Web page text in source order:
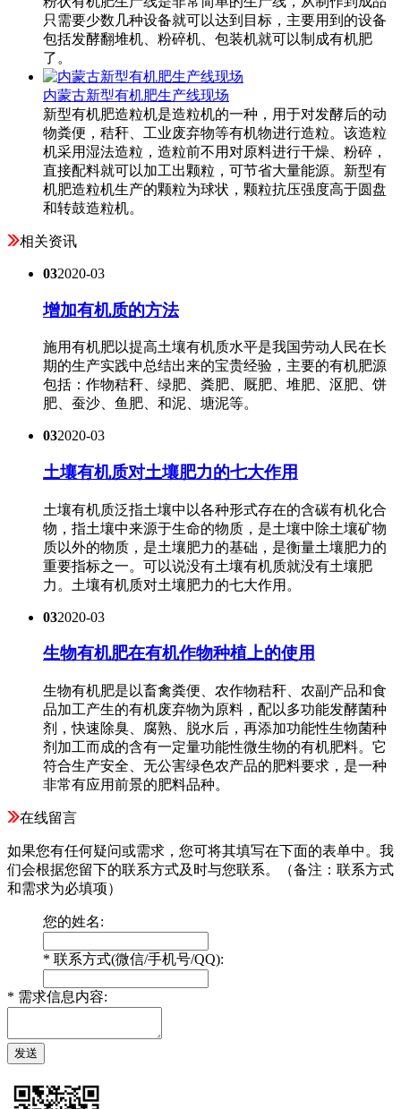
只需要少数几种设备就可以达到目标，主要用到的设备
包括发酵翻堆机、粉碎机、包装机就可以制成有机肥
了。
内蒙古新型有机肥生产线现场
新型有机肥造粒机是造粒机的一种，用于对发酵后的动
物粪便，秸秆、工业废弃物等有机物进行造粒。该造粒
机采用湿法造粒，造粒前不用对原料进行干燥、粉碎，
直接配料就可以加工出颗粒，可节省大量能源。新型有
机肥造粒机生产的颗粒为球状，颗粒抗压强度高于圆盘
和转鼓造粒机。
相关资讯
032020-03
增加有机质的方法
施用有机肥以提高土壤有机质水平是我国劳动人民在长
期的生产实践中总结出来的宝贵经验，主要的有机肥源
包括：作物秸秆、绿肥、粪肥、厩肥、堆肥、沤肥、饼
肥、蚕沙、鱼肥、和泥、塘泥等。
032020-03
土壤有机质对土壤肥力的七大作用
土壤有机质泛指土壤中以各种形式存在的含碳有机化合
物，指土壤中来源于生命的物质，是土壤中除土壤矿物
质以外的物质，是土壤肥力的基础，是衡量土壤肥力的
重要指标之一。可以说没有土壤有机质就没有土壤肥
力。土壤有机质对土壤肥力的七大作用。
032020-03
生物有机肥在有机作物种植上的使用
生物有机肥是以畜禽粪便、农作物秸秆、农副产品和食
品加工产生的有机废弃物为原料，配以多功能发酵菌种
剂，快速除臭、腐熟、脱水后，再添加功能性生物菌种
剂加工而成的含有一定量功能性微生物的有机肥料。它
符合生产安全、无公害绿色农产品的肥料要求，是一种
非常有应用前景的肥料品种。
在线留言
如果您有任何疑问或需求，您可将其填写在下面的表单中。我
们会根据您留下的联系方式及时与您联系。（备注：联系方式
和需求为必填项）
您的姓名:
* 联系方式(微信/手机号/QQ):
* 需求信息内容: